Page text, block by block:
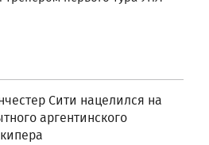
Сити нацелился на
аргентинского